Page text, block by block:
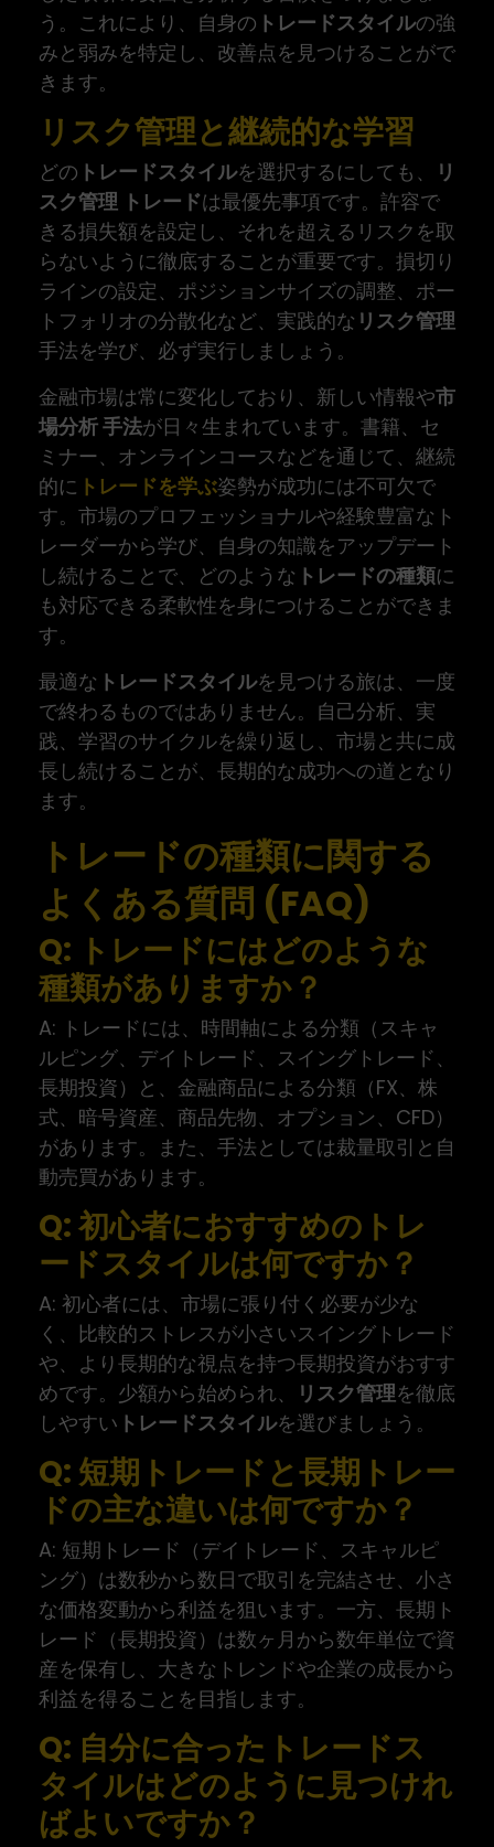
う。これにより、自身の トレードスタイルの強
みと弱みを特定し、改善点を見つけることがで
きます。
リスク管理と継続的な学習
どの トレードスタイルを選択するにしても、
リ
スク管理 トレードは最優先事項です。許容で
きる損失額を設定し、それを超えるリスクを取
らないように徹底することが重要です。損切り
ラインの設定、ポジションサイズの調整、ポー
トフォリオの分散化など、実践的な リスク管理
手法を学び、必ず実行しましょう。
金融市場は常に変化しており、新しい情報や市
場分析 手法が日々生まれています。書籍、セ
ミナー、オンラインコースなどを通じて、継続
的に トレードを学ぶ姿勢が成功には不可欠で
す。市場のプロフェッショナルや経験豊富なト
レーダーから学び、自身の知識をアップデート
し続けることで、どのような トレードの種類に
も対応できる柔軟性を身につけることができま
す。
最適な トレードスタイルを見つける旅は、一度
で終わるものではありません。自己分析、実
践、学習のサイクルを繰り返し、市場と共に成
長し続けることが、長期的な成功への道となり
ます。
トレードの種類に関する
よくある質問 (FAQ)
Q: トレードにはどのような
種類がありますか？
A: トレードには、時間軸による分類（スキャ
ルピング、デイトレード、スイングトレード、
長期投資）と、金融商品による分類（FX、株
式、暗号資産、商品先物、オプション、CFD）
があります。また、手法としては裁量取引と自
動売買があります。
Q: 初心者におすすめのトレ
ードスタイルは何ですか？
A: 初心者には、市場に張り付く必要が少な
く、比較的ストレスが小さいスイングトレード
や、より長期的な視点を持つ長期投資がおすす
めです。少額から始められ、
リスク管理を徹底
しやすい トレードスタイルを選びましょう。
Q: 短期トレードと長期トレー
ドの主な違いは何ですか？
A: 短期トレード（デイトレード、スキャルピ
ング）は数秒から数日で取引を完結させ、小さ
な価格変動から利益を狙います。一方、長期ト
レード（長期投資）は数ヶ月から数年単位で資
産を保有し、大きなトレンドや企業の成長から
利益を得ることを目指します。
Q: 自分に合ったトレードス
タイルはどのように見つけれ
ばよいですか？